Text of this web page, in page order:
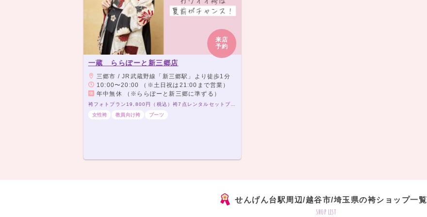
来店
予約
一蔵 ららぽーと新三郷店
三郷市 / JR武蔵野線「新三郷駅」より徒歩1分
10:00〜20:00 （※土日祝は21:00まで営業）
年中無休 （※ららぽーと新三郷に準ずる）
女性袴
教員向け袴 ブーツ
せんげん台駅周辺/越谷市/埼玉県の袴ショップ一覧
shop list